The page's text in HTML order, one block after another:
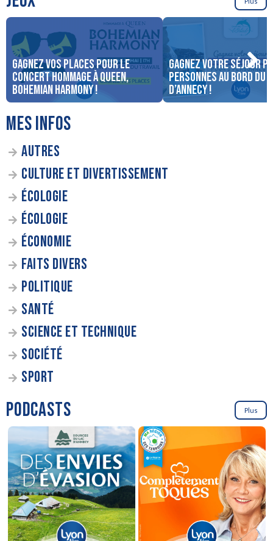
Gagnez vos places pour le
concert Hommage à Queen,
Bohemian Harmony !
Gagnez votre séjour
personnes au bord du
d’Annecy !
MES INFOS
AUTRES
CULTURE ET DIVERTISSEMENT
ÉCOLOGIE
ÉCOLOGIE
ÉCONOMIE
FAITS DIVERS
POLITIQUE
SANTÉ
SCIENCE ET TECHNIQUE
SOCIÉTÉ
SPORT
PODCASTS Plus